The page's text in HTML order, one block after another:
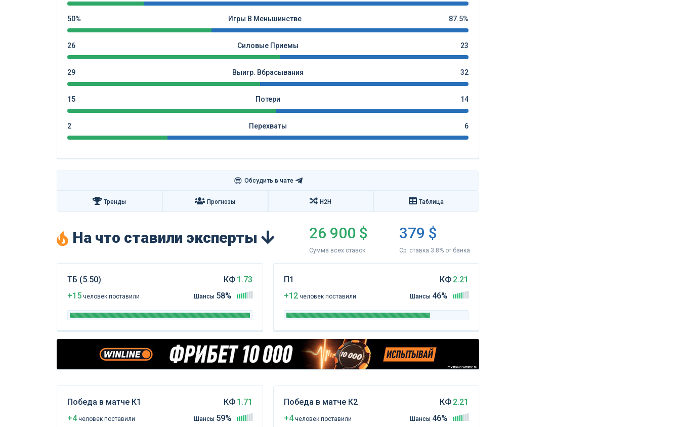
50% Игры В Меньшинстве 87.5%
26 Силовые Приемы 23
29 Выигр. Вбрасывания 32
15 Потери 14
2 Перехваты 6
😎 Обсудить в чате
Тренды Прогнозы H2H Таблица
На что ставили эксперты 26 900 $
Сумма всех ставок
379 $
Ср. ставка 3.8% от банка
ТБ (5.50)
+15 человек поставили
КФ 1.73
Шансы 58%
П1
+12 человекпоставили
КФ 2.21
Шансы 46%
Реклама winline.ru
Победа в матче К1
+4 человек поставили
КФ 1.71
Шансы 59%
Победа в матче К2
+4 человекпоставили
КФ 2.21
Шансы 46%